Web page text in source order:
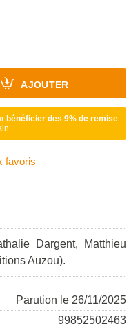
AJOUTER
bénéficier des 9% de remise
favoris
Dargent, Matthieu
Auzou).
Parution le 26/11/2025
99852502463